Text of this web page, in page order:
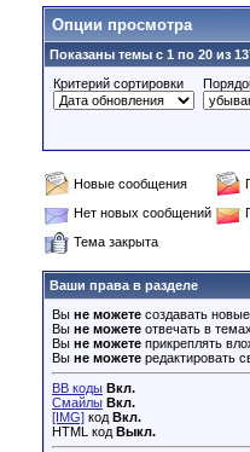
Опции просмотра
Показаны темы с 1 по 20 из
Критерий сортировки
Новые сообщения
Нет новых сообщений
Тема закрыта
Ваши права в разделе
Вы не можете создавать
Вы не можете отвечать в темах
Вы не можете прикреплять
Вы не можете редактировать
BB коды Вкл.
Смайлы Вкл.
[IMG] код Вкл.
HTML код Выкл.